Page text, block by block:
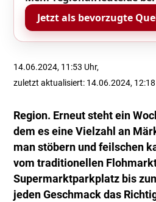
Jetzt als bevorzugte
14.06.2024, 11:53 Uhr,
zuletzt aktualisiert: 14.06.2024,
Region. Erneut steht ein
dem es eine Vielzahl an
man stöbern und feilschen
vom traditionellen
Supermarktparkplatz bis
jeden Geschmack das